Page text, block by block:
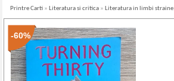
Printre Carti » Literatura si critica » Literatura in limbi straine
-60%